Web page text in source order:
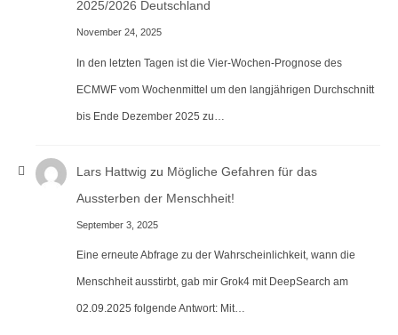
2025/2026 Deutschland
November 24, 2025
In den letzten Tagen ist die Vier-Wochen-Prognose des
ECMWF vom Wochenmittel um den langjährigen Durchschnitt
bis Ende Dezember 2025 zu…
Lars Hattwig zu Mögliche Gefahren für das
Aussterben der Menschheit!
September 3, 2025
Eine erneute Abfrage zu der Wahrscheinlichkeit, wann die
Menschheit ausstirbt, gab mir Grok4 mit DeepSearch am
02.09.2025 folgende Antwort: Mit…